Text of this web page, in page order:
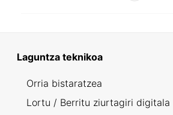
Laguntza teknikoa
Orria bistaratzea
Lortu / Berritu ziurtagiri digitala